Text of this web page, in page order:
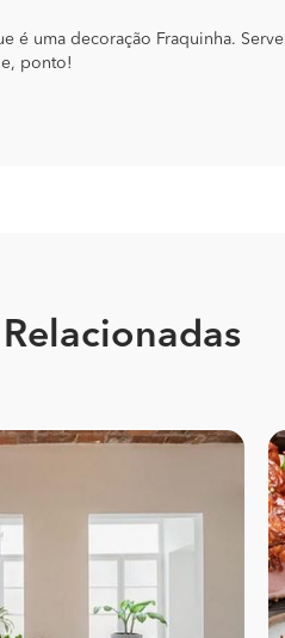
é uma decoração Fraquinha. Serve
ponto!